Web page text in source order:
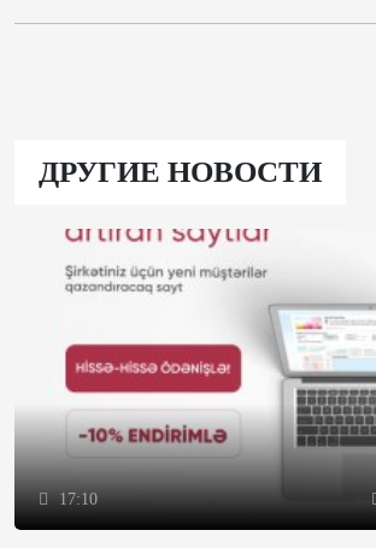
ДРУГИЕ НОВОСТИ
17:10